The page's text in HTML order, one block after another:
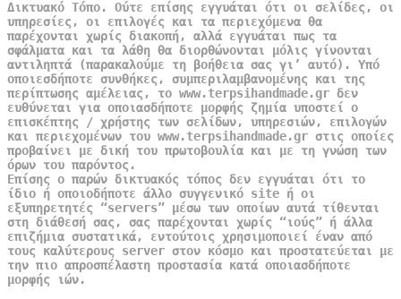
Δικτυακό Τόπο. Ούτε επίσης εγγυάται ότι οι σελίδες, οι
υπηρεσίες, οι επιλογές και τα περιεχόμενα θα
παρέχονται χωρίς διακοπή, αλλά εγγυάται πως τα
σφάλματα και τα λάθη θα διορθώνονται μόλις γίνονται
αντιληπτά (παρακαλούμε τη βοήθεια σας γι’ αυτό). Υπό
οποιεσδήποτε συνθήκες, συμπεριλαμβανομένης και της
περίπτωσης αμέλειας, το www.terpsihandmade.gr δεν
ευθύνεται για οποιασδήποτε μορφής ζημία υποστεί ο
επισκέπτης / χρήστης των σελίδων, υπηρεσιών, επιλογών
και περιεχομένων του www.terpsihandmade.gr στις οποίες
προβαίνει με δική του πρωτοβουλία και με τη γνώση των
όρων του παρόντος.
Επίσης ο παρών δικτυακός τόπος δεν εγγυάται ότι το
ίδιο ή οποιοδήποτε άλλο συγγενικό site ή οι
εξυπηρετητές “servers” μέσω των οποίων αυτά τίθενται
στη διάθεσή σας, σας παρέχονται χωρίς “ιούς” ή άλλα
επιζήμια συστατικά, εντούτοις χρησιμοποιεί έναν από
τους καλύτερους server στον κόσμο και προστατεύεται με
την πιο απροσπέλαστη προστασία κατά οποιασδήποτε
μορφής ιών.